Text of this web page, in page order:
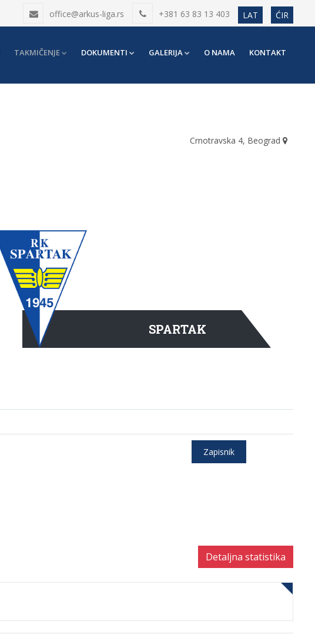
office@arkus-liga.rs +381 63 83 13 403 LAT ĆIR
TAKMIČENJE DOKUMENTI GALERIJA O NAMA KONTAKT
Crnotravska 4, Beograd
SPARTAK
Zapisnik
Detaljna statistika